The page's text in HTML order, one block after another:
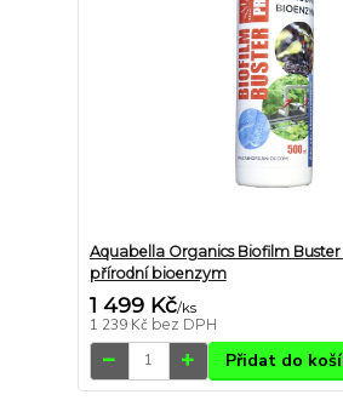
Aquabella Organics Biofilm
přírodní bioenzym
1 499 Kč/ks
1 239 Kč bez DPH
Přidat do